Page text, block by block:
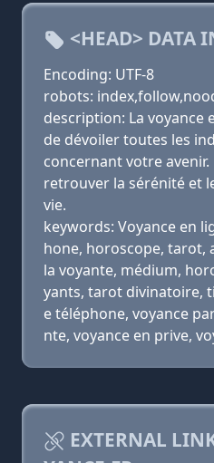
<HEAD> DATA
Encoding: UTF-8
robots:
description: La voyance
de dévoiler toutes les
concernant votre
retrouver la sérénité et
vie.
keywords: Voyance en
hone, horoscope, tarot,
la voyante, médium,
yants, tarot divinatoire,
e téléphone, voyance
nte, voyance en prive,
EXTERNAL